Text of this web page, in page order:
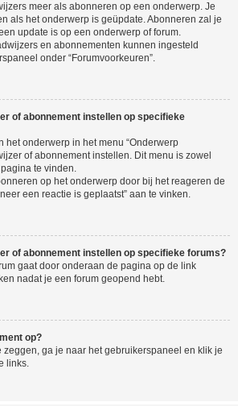
meer als abonneren op een onderwerp. Je
als het onderwerp is geüpdate. Abonneren zal je
update is op een onderwerp of forum.
en abonnementen kunnen ingesteld
onder “Forumvoorkeuren”.
of abonnement instellen op specifieke
het onderwerp in het menu “Onderwerp
of abonnement instellen. Dit menu is zowel
te vinden.
op het onderwerp door bij het reageren de
een reactie is geplaatst” aan te vinken.
of abonnement instellen op specifieke forums?
gaat door onderaan de pagina op de link
nadat je een forum geopend hebt.
op?
zeggen, ga je naar het gebruikerspaneel en klik je
links.